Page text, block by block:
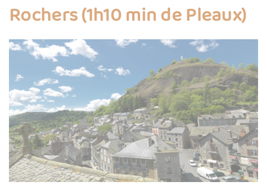
Rochers (1h10 min de Pleaux)